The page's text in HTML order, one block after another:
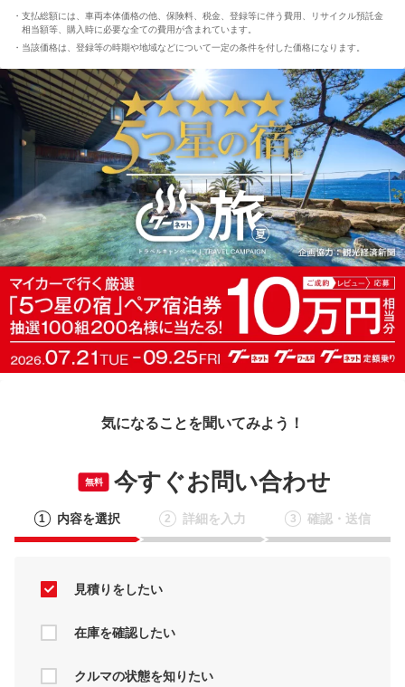
支払総額には、車両本体価格の他、保険料、税金、登録等に伴う費用、リサイクル預託金
相当額等、購入時に必要な全ての費用が含まれています。
当該価格は、登録等の時期や地域などについて一定の条件を付した価格になります。
気になることを聞いてみよう！
無料 今すぐお問い合わせ
1 内容を選択 2 詳細を入力 3 確認・送信
見積りをしたい
在庫を確認したい
クルマの状態を知りたい